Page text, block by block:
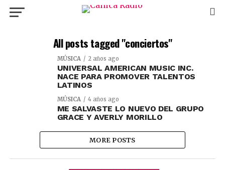
All posts tagged "conciertos"
MÚSICA 2 años ago
UNIVERSAL AMERICAN MUSIC INC.
NACE PARA PROMOVER TALENTOS
LATINOS
MÚSICA 4 años ago
ME SALVASTE LO NUEVO DEL GRUPO
GRACE Y AVERLY MORILLO
MORE POSTS